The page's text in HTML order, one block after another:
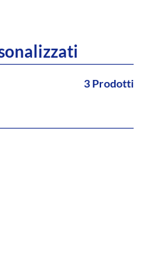
3 Prodotti